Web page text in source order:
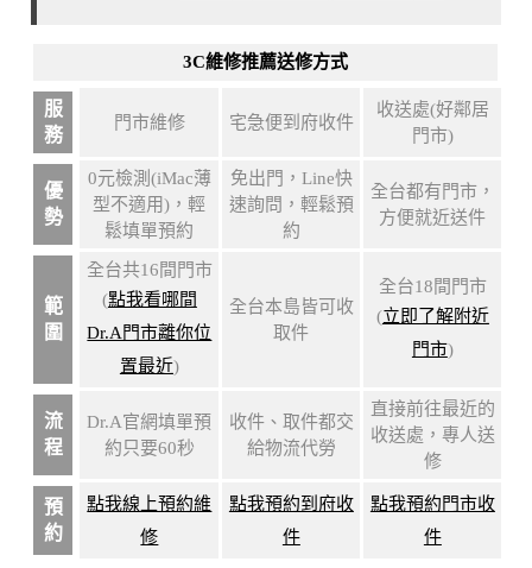
3C維修推薦送修方式
服
務
門市維修 宅急便到府收件
收送處(好鄰居
門市)
優
勢
0元檢測(iMac薄
型不適用)，輕
鬆填單預約
免出門，Line快
速詢問，輕鬆預
約
全台都有門市，
方便就近送件
範
圍
全台共16間門市
(點我看哪間
Dr.A門市離你位
置最近)
全台本島皆可收
取件
全台18間門市
(立即了解附近
門市)
流
程
Dr.A官網填單預
約只要60秒
收件、取件都交
給物流代勞
直接前往最近的
收送處，專人送
修
預
約
點我線上預約維
修
點我預約到府收
件
點我預約門市收
件